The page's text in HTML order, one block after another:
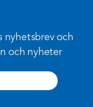
nyhetsbrev och
och nyheter